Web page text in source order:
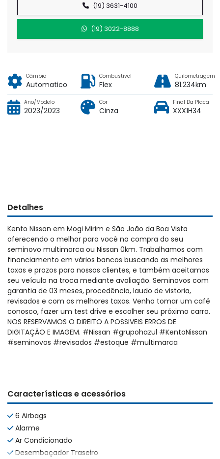
(19) 3631-4100
(19) 3022-8888
Câmbio
Automatico
Combustível
Flex
Quilometragem
81.234km
Ano/Modelo
2023/2023
Cor
Cinza
Final Da Placa
XXX1H34
Detalhes
Kento Nissan em Mogi Mirim e São João da Boa Vista
oferecendo o melhor para você na compra do seu
seminovo multimarca ou Nissan 0km. Trabalhamos com
financiamento em vários bancos buscando as melhores
taxas e prazos para nossos clientes, e também aceitamos
seu veículo na troca mediante avaliação. Seminovos com
garantia de 03 meses, procedência, laudo de vistoria,
revisados e com as melhores taxas. Venha tomar um café
conosco, fazer um test drive e escolher seu próximo carro.
NOS RESERVAMOS O DIREITO A POSSIVEIS ERROS DE
DIGITAÇÃO E IMAGEM. #Nissan #grupohazul #KentoNissan
#seminovos #revisados #estoque #multimarca
Características e acessórios
6 Airbags
Alarme
Ar Condicionado
Desembaçador Traseiro